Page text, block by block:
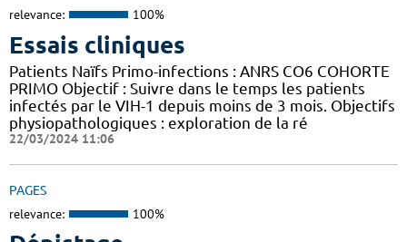
relevance: 100%
Essais cliniques
Patients Naïfs Primo-infections : ANRS CO6 COHORTE
PRIMO Objectif : Suivre dans le temps les patients
infectés par le VIH-1 depuis moins de 3 mois. Objectifs
physiopathologiques : exploration de la ré
22/03/2024 11:06
PAGES
relevance: 100%